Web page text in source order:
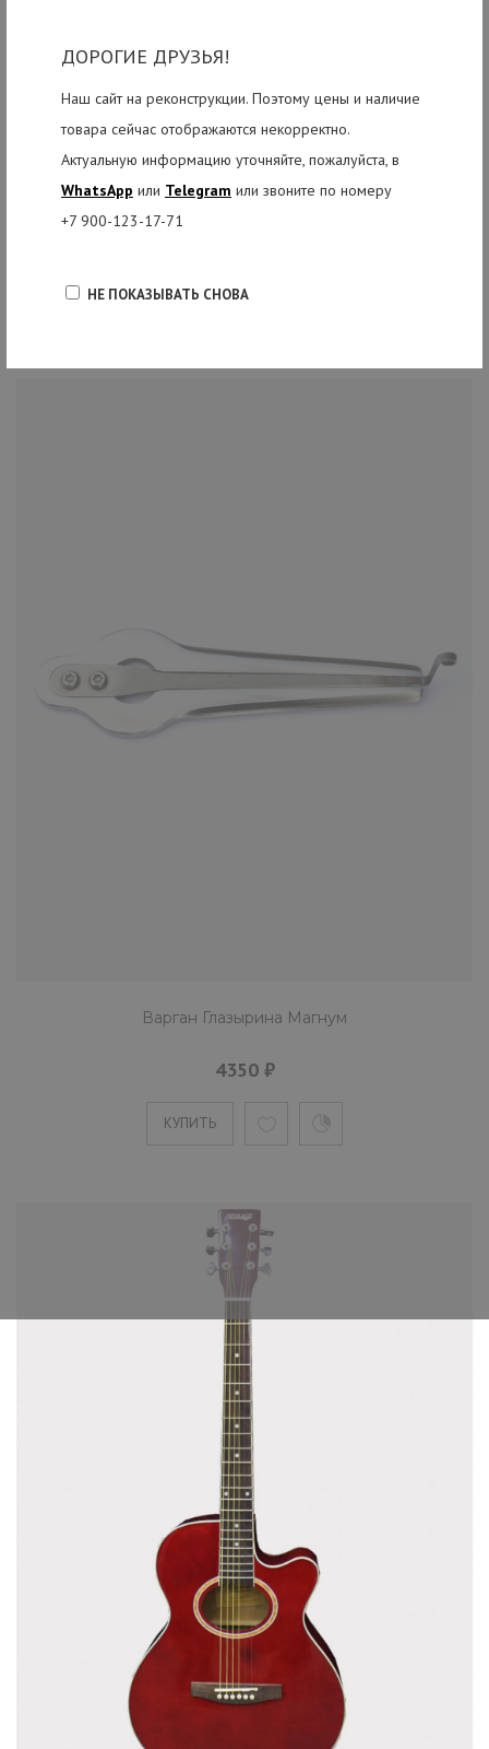
ДОРОГИЕ ДРУЗЬЯ!
Наш сайт на реконструкции. Поэтому цены и наличие
товара сейчас отображаются некорректно.
Актуальную информацию уточняйте, пожалуйста, в
WhatsApp или Telegram или звоните по номеру
+7 900-123-17-71
НЕ ПОКАЗЫВАТЬ СНОВА
РЕКОМЕНДУЕМЫЕ ТОВАРЫ
Варган Глазырина Магнум
4350 ₽
КУПИТЬ